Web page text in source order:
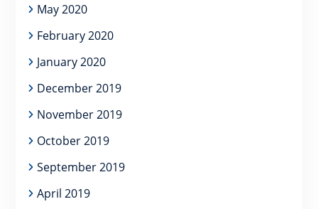
May 2020
February 2020
January 2020
December 2019
November 2019
October 2019
September 2019
April 2019